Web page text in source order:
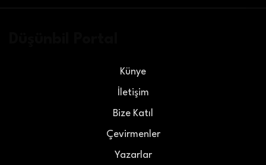
Künye
İletişim
Bize Katıl
Çevirmenler
Yazarlar